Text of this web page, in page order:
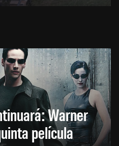
Warner
película